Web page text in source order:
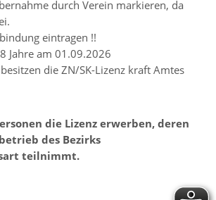
durch Verein markieren, da
eintragen !!
Jahre am 01.09.2026
die ZN/SK-Lizenz kraft Amtes
die Lizenz erwerben, deren
des Bezirks
teilnimmt.